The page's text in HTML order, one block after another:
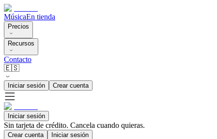
MúsicaEn tienda
Precios
Recursos
Contacto
🇪🇸
Iniciar sesión Crear cuenta
Iniciar sesión
Sin tarjeta de crédito. Cancela cuando quieras.
Crear cuenta Iniciar sesión